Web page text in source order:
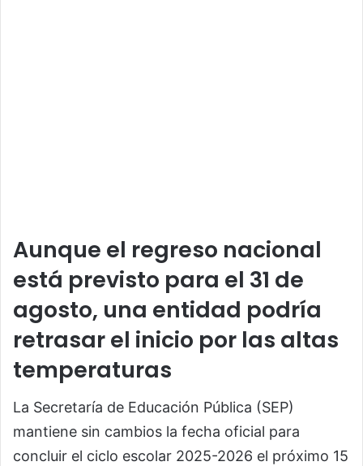
Aunque el regreso nacional
está previsto para el 31 de
agosto, una entidad podría
retrasar el inicio por las altas
temperaturas
La Secretaría de Educación Pública (SEP)
mantiene sin cambios la fecha oficial para
concluir el ciclo escolar 2025-2026 el próximo 15